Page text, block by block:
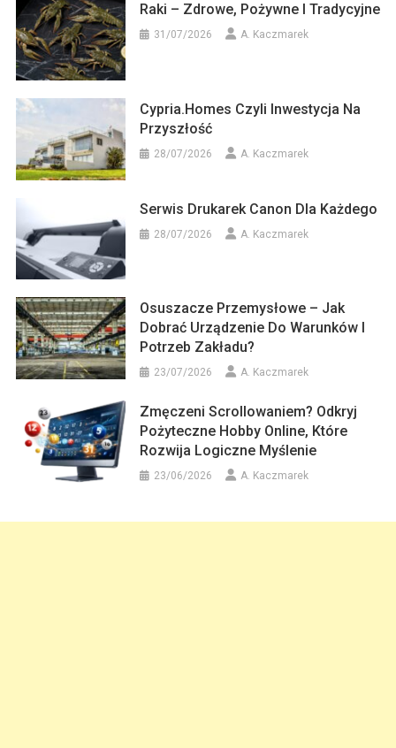
Raki – Zdrowe, Pożywne I Tradycyjne
31/07/2026 A. Kaczmarek
Cypria.homes Czyli Inwestycja Na
Przyszłość
28/07/2026 A. Kaczmarek
Serwis Drukarek Canon Dla Każdego
28/07/2026 A. Kaczmarek
Osuszacze Przemysłowe – Jak
Dobrać Urządzenie Do Warunków I
Potrzeb Zakładu?
23/07/2026 A. Kaczmarek
Zmęczeni Scrollowaniem? Odkryj
Pożyteczne Hobby Online, Które
Rozwija Logiczne Myślenie
23/06/2026 A. Kaczmarek